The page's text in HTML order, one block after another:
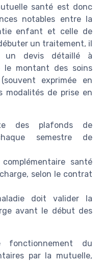
santé est donc
notables entre la
enfant et celle de
un traitement, il
un devis détaillé à
le montant des soins
exprimée en
modalités de prise en
des plafonds de
semestre de
santé
selon le contrat
doit valider la
avant le début des
fonctionnement du
par la mutuelle,